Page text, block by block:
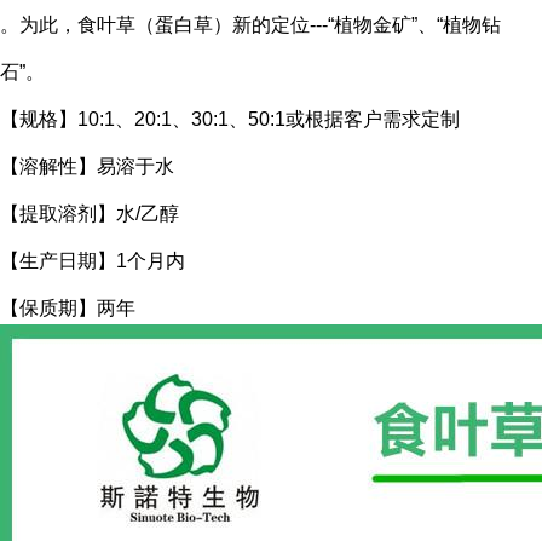
。为此，食叶草（蛋白草）新的定位---“植物金矿”、“植物钻
石”。
【规格】10:1、20:1、30:1、50:1或根据客户需求定制
【溶解性】易溶于水
【提取溶剂】水/乙醇
【生产日期】1个月内
【保质期】两年